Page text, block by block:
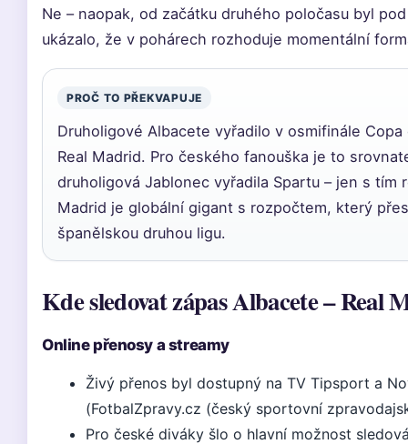
Ne – naopak, od začátku druhého poločasu byl
ukázalo, že v pohárech rozhoduje momentální
PROČ TO PŘEKVAPUJE
Druholigové Albacete vyřadilo v osmifinále
Real Madrid. Pro českého fanouška je to
druholigová Jablonec vyřadila Spartu – jen s tím
Madrid je globální gigant s rozpočtem, který
španělskou druhou ligu.
Kde sledovat zápas Albacete – Real
Online přenosy a streamy
Živý přenos byl dostupný na TV Tipsport a
(FotbalZpravy.cz (český sportovní
Pro české diváky šlo o hlavní možnost